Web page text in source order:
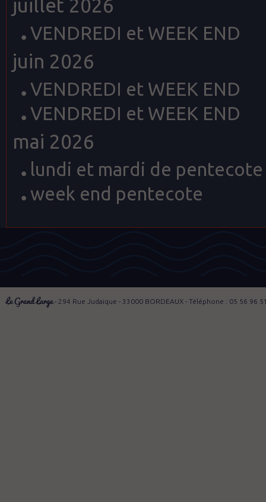
juillet 2026
VENDREDI et WEEK END
juin 2026
VENDREDI et WEEK END
VENDREDI et WEEK END
mai 2026
lundi et mardi de
week end pentecote
Le Grand Large- 294 Rue Judaique - 33000 BORDEAUX - Téléphone : 05 56 96